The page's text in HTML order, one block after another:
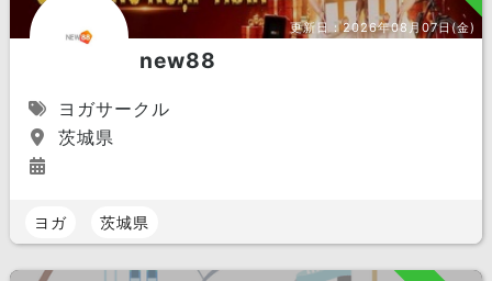
更新日：2026年08月07日(金)
new88
ヨガサークル
茨城県
ヨガ 茨城県